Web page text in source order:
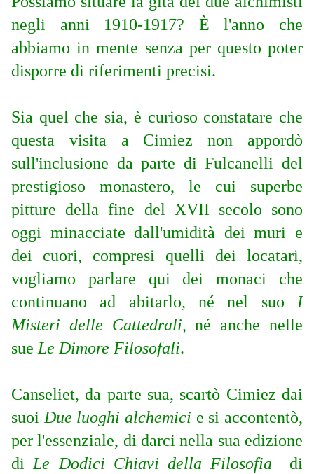
negli anni 1910-1917? È l'anno che
abbiamo in mente senza per questo poter
disporre di riferimenti precisi.
Sia quel che sia, è curioso constatare che
questa visita a Cimiez non appordò
sull'inclusione da parte di Fulcanelli del
prestigioso monastero, le cui superbe
pitture della fine del XVII secolo sono
oggi minacciate dall'umidità dei muri e
dei cuori, compresi quelli dei locatari,
vogliamo parlare qui dei monaci che
continuano ad abitarlo, né nel suo I
Misteri delle Cattedrali, né anche nelle
sue Le Dimore Filosofali.
Canseliet, da parte sua, scartò Cimiez dai
suoi Due luoghi alchemici e si accontentò,
per l'essenziale, di darci nella sua edizione
di Le Dodici Chiavi della Filosofia
di